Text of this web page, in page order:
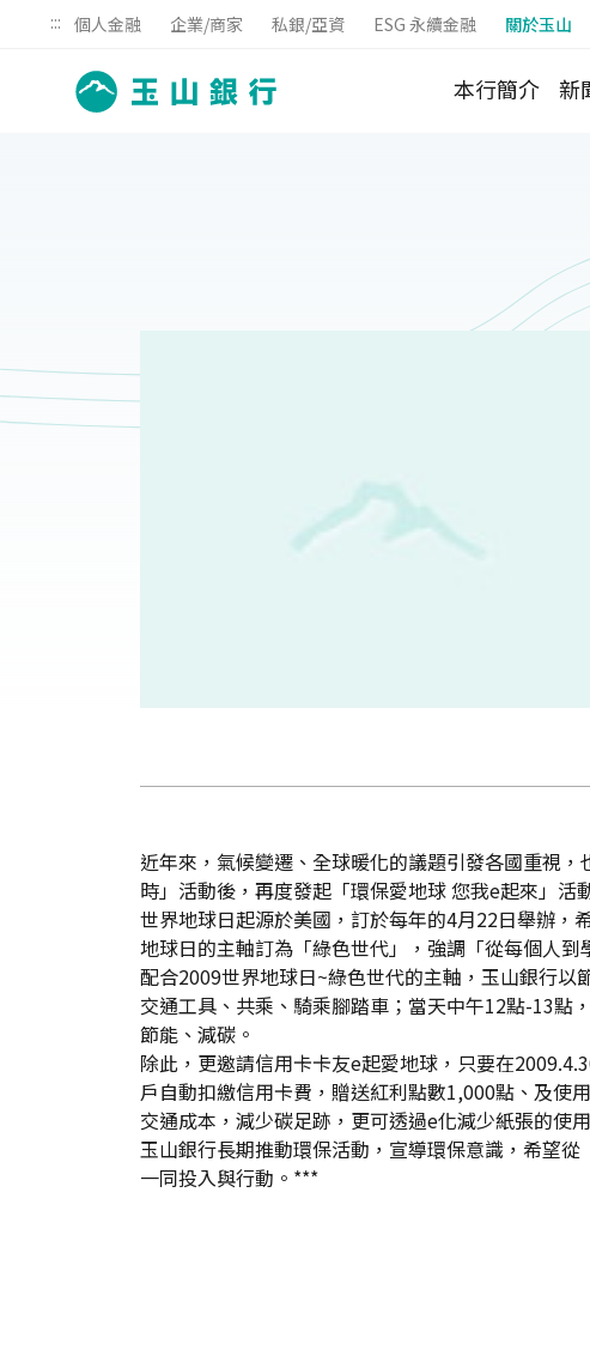
::: 個人金融 企業/商家 私銀/亞資 ESG 永續金融 關於玉山
本行簡介 新
近年來，氣候變遷、全球暖化的議題引發各國重視
時」活動後，再度發起「環保愛地球 您我e起來」
世界地球日起源於美國，訂於每年的4月22日舉辦
地球日的主軸訂為「綠色世代」，強調「從每個人
配合2009世界地球日~綠色世代的主軸，玉山銀行
交通工具、共乘、騎乘腳踏車；當天中午12點-13點
節能、減碳。
除此，更邀請信用卡卡友e起愛地球，只要在
戶自動扣繳信用卡費，贈送紅利點數1,000點、及使
交通成本，減少碳足跡，更可透過e化減少紙張的使
玉山銀行長期推動環保活動，宣導環保意識，希望
一同投入與行動。***